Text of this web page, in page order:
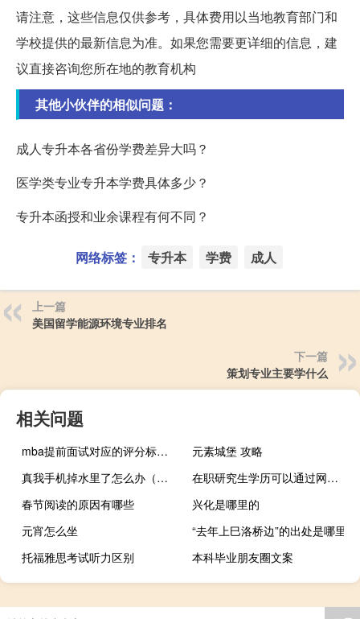
请注意，这些信息仅供参考，具体费用以当地教育部门和
学校提供的最新信息为准。如果您需要更详细的信息，建
议直接咨询您所在地的教育机构
其他小伙伴的相似问题：
成人专升本各省份学费差异大吗？
医学类专业专升本学费具体多少？
专升本函授和业余课程有何不同？
网络标签： 专升本 学费 成人
上一篇
美国留学能源环境专业排名
下一篇
策划专业主要学什么
相关问题
mba提前面试对应的评分标准都有什么
元素城堡 攻略
真我手机掉水里了怎么办（手机掉水里了怎么办）
在职研究生学历可以通过网络班学习可以获得吗
春节阅读的原因有哪些
兴化是哪里的
元宵怎么坐
“去年上巳洛桥边”的出处是哪里
托福雅思考试听力区别
本科毕业朋友圈文案